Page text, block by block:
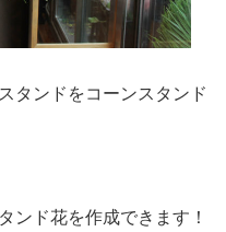
タンドをコーンスタンド
ンド花を作成できます！